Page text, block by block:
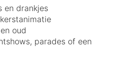
en drankjes
oud
parades of een